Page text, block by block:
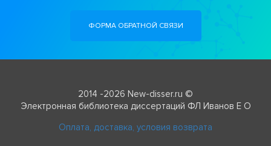
ФОРМА ОБРАТНОЙ СВЯЗИ
2014 -2026 New-disser.ru ©
Электронная библиотека диссертаций ФЛ Иванов Е О
Оплата, доставка, условия возврата